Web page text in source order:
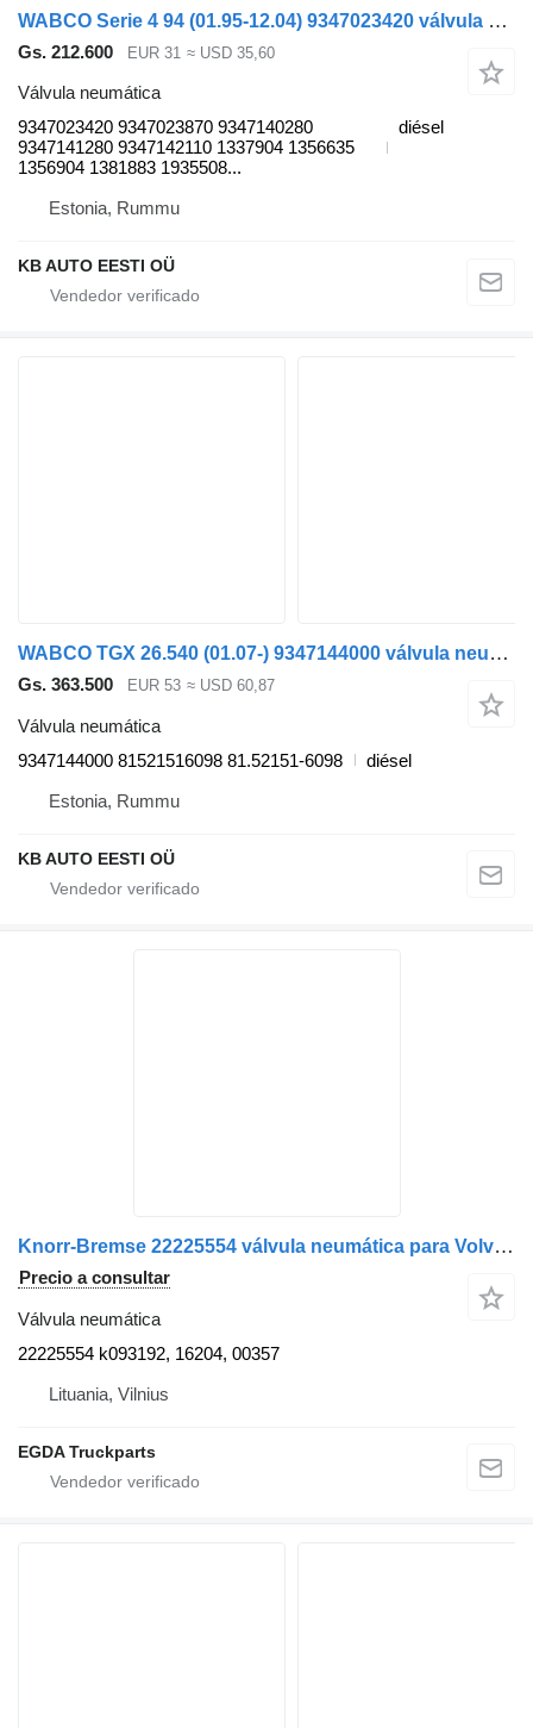
WABCO Serie 4 94 (01.95-12.04) 9347023420 válvula neumática para Scania 4-series (1995-2006) camión
Gs. 212.600 EUR 31 ≈ USD 35,60
Válvula neumática
9347023420 9347023870 9347140280
9347141280 9347142110 1337904 1356635
1356904 1381883 1935508...
diésel
Estonia, Rummu
KB AUTO EESTI OÜ
WABCO TGX 26.540 (01.07-) 9347144000 válvula neumática para MAN TGL, TGM, TGS, TGX (2005-2021) camión
Gs. 363.500 EUR 53 ≈ USD 60,87
Válvula neumática
9347144000 81521516098 81.52151-6098
diésel
Estonia, Rummu
KB AUTO EESTI OÜ
Knorr-Bremse 22225554 válvula neumática para Volvo FM cabeza tractora
Precio a consultar
Válvula neumática
22225554 k093192, 16204, 00357
Lituania, Vilnius
EGDA Truckparts